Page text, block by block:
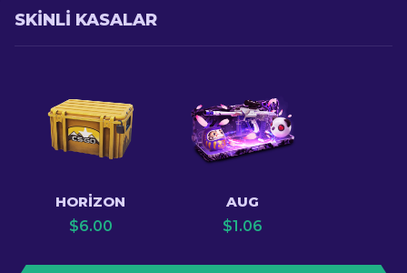
SKINLI KASALAR
HORIZON
$6.00
AUG
$1.06